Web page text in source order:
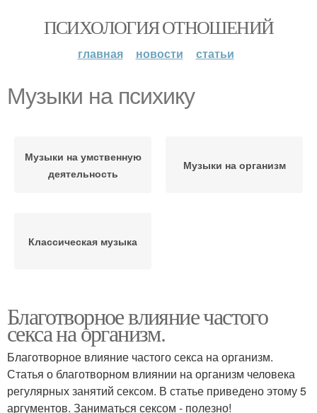
ПСИХОЛОГИЯ ОТНОШЕНИЙ
главная новости статьи
Музыки на психику
Музыки на умственную
деятельность
Музыки на организм
Классическая музыка
Благотворное влияние частого
секса на организм.
Благотворное влияние частого секса на организм.
Статья о благотворном влиянии на организм человека
регулярных занятий сексом. В статье приведено этому 5
аргументов. Заниматься сексом - полезно!